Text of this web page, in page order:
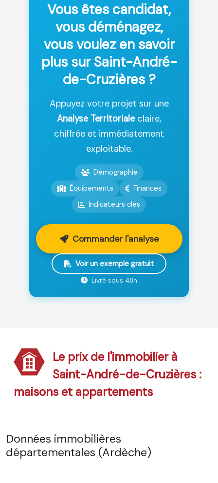
Vous êtes candidat,
vous déménagez,
vous voulez en savoir
plus sur Saint-André-
de-Cruzières ?
Appuyez votre projet sur une
Analyse Territorialeclaire,
chiffrée et immédiatement
exploitable.
Démographie
Équipements
Finances
Indicateurs clés
Commander l'analyse
Voir un exemple gratuit
Livré sous 48h
Le prix de l'immobilier à
Saint-André-de-Cruzières :
maisons et appartements
Données immobilières
départementales (Ardèche)